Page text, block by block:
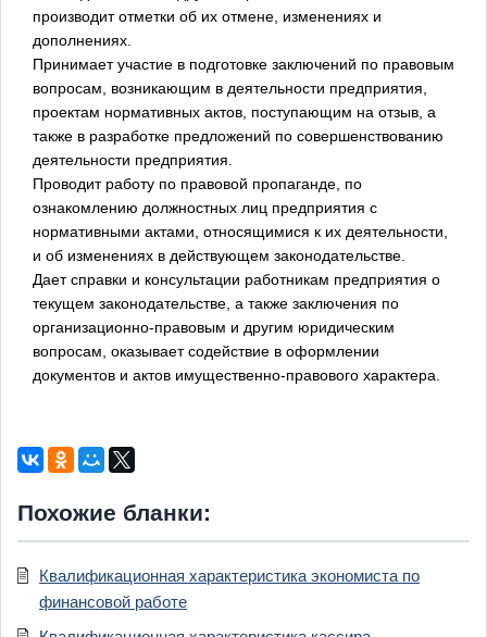
производит отметки об их отмене, изменениях и
дополнениях.
Принимает участие в подготовке заключений по правовым
вопросам, возникающим в деятельности предприятия,
проектам нормативных актов, поступающим на отзыв, а
также в разработке предложений по совершенствованию
деятельности предприятия.
Проводит работу по правовой пропаганде, по
ознакомлению должностных лиц предприятия с
нормативными актами, относящимися к их деятельности,
и об изменениях в действующем законодательстве.
Дает справки и консультации работникам предприятия о
текущем законодательстве, а также заключения по
организационно-правовым и другим юридическим
вопросам, оказывает содействие в оформлении
документов и актов имущественно-правового характера.
Похожие бланки:
Квалификационная характеристика экономиста по
финансовой работе